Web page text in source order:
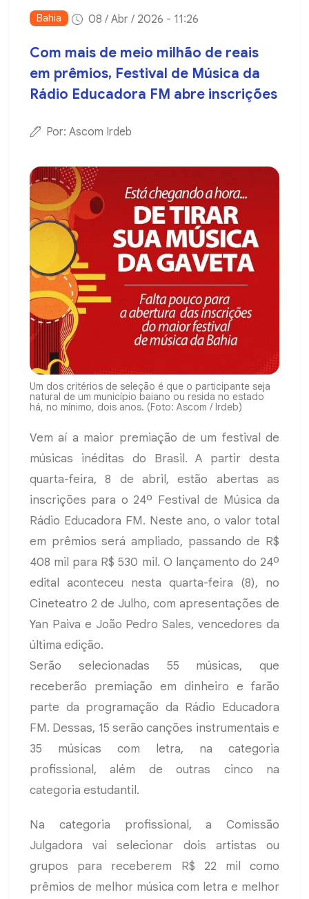
Bahia 08 / Abr / 2026 - 11:26
Com mais de meio milhão de reais
em prêmios, Festival de Música da
Rádio Educadora FM abre inscrições
Por: Ascom Irdeb
Um dos critérios de seleção é que o participante seja
natural de um município baiano ou resida no estado
há, no mínimo, dois anos. (Foto: Ascom / Irdeb)
Vem aí a maior premiação de um festival de
músicas inéditas do Brasil. A partir desta
quarta-feira, 8 de abril, estão abertas as
inscrições para o 24º Festival de Música da
Rádio Educadora FM. Neste ano, o valor total
em prêmios será ampliado, passando de R$
408 mil para R$ 530 mil. O lançamento do 24º
edital aconteceu nesta quarta-feira (8), no
Cineteatro 2 de Julho, com apresentações de
Yan Paiva e João Pedro Sales, vencedores da
última edição.
Serão selecionadas 55 músicas, que
receberão premiação em dinheiro e farão
parte da programação da Rádio Educadora
FM. Dessas, 15 serão canções instrumentais e
35 músicas com letra, na categoria
profissional, além de outras cinco na
categoria estudantil.
Na categoria profissional, a Comissão
Julgadora vai selecionar dois artistas ou
grupos para receberem R$ 22 mil como
prêmios de melhor música com letra e melhor